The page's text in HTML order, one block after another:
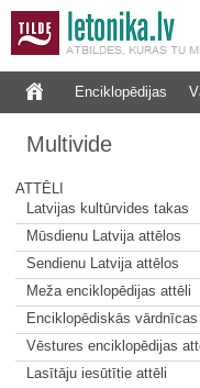
Enciklopēdijas
Multivide
ATTĒLI
Latvijas kultūrvides takas
Mūsdienu Latvija attēlos
Sendienu Latvija attēlos
Meža enciklopēdijas attēli
Enciklopēdiskās
Vēstures enciklopēdijas
Lasītāju iesūtītie attēli